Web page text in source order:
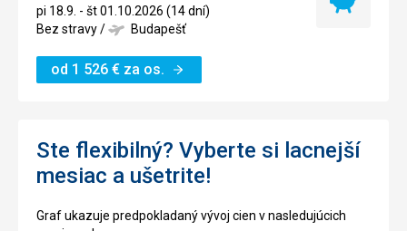
pi 18.9. - št 01.10.2026 (14 dní)
Bez stravy/ Budapešť
od 1 526 € za os.
Najlacnejší
Ste flexibilný? Vyberte si lacnejší
mesiac a ušetrite!
Graf ukazuje predpokladaný vývoj cien v nasledujúcich